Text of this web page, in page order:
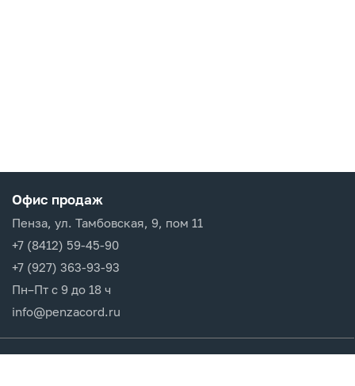
Офис продаж
Пенза, ул. Тамбовская, 9, пом 11
+7 (8412) 59-45-90
+7 (927) 363-93-93
Пн–Пт с 9 до 18 ч
info@penzacord.ru
Производители